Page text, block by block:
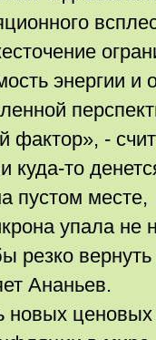
энергии и
-
то
пустом месте,
упала не
резко
Ананьев.
новых ценовых